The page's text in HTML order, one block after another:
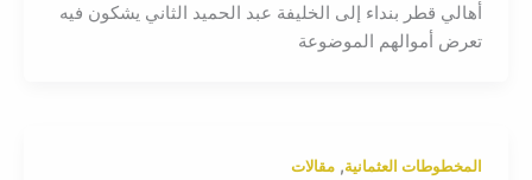
أهالي قطر بنداء إلى الخليفة عبد الحميد الثاني يشكون فيه
تعرض أموالهم الموضوعة
المخطوطات العثمانية, مقالات